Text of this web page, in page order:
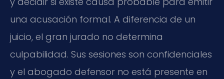
una acusación formal. A diferencia de un
juicio, el gran jurado no determina
culpabilidad. Sus sesiones son confidenciales
y el abogado defensor no está presente en